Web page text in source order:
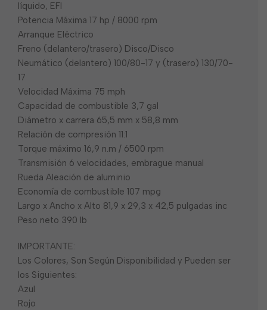
líquido, EFI
Potencia Máxima 17 hp / 8000 rpm
Arranque Eléctrico
Freno (delantero/trasero) Disco/Disco
Neumático (delantero) 100/80-17 y (trasero) 130/70-
17
Velocidad Máxima 75 mph
Capacidad de combustible 3,7 gal
Diámetro x carrera 65,5 mm x 58,8 mm
Relación de compresión 11:1
Torque máximo 16,9 n.m / 6500 rpm
Transmisión 6 velocidades, embrague manual
Rueda Aleación de aluminio
Economía de combustible 107 mpg
Largo x Ancho x Alto 81,9 x 29,3 x 42,5 pulgadas inc
Peso neto 390 lb
IMPORTANTE:
Los Colores, Son Según Disponibilidad y Pueden ser
los Siguientes:
Azul
Rojo